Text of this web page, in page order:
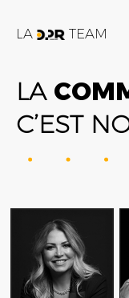
LA TEAM
LA
C’EST